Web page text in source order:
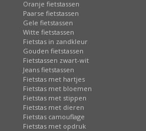
Oranje fietstassen
Paarse fietstassen
Gele fietstassen
Witte fietstassen
Fietstas in zandkleur
Gouden fietstassen
Fietstassen zwart-wit
Jeans fietstassen
Fietstas met hartjes
Fietstas met bloemen
Fietstas met stippen
Fietstas met dieren
Fietstas camouflage
Fietstas met opdruk